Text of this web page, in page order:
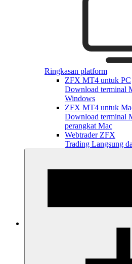
Ringkasan platform
ZFX MT4 untuk PC
Download terminal
Windows
ZFX MT4 untuk
Download terminal
perangkat Mac
Webtrader ZFX
Trading Langsung